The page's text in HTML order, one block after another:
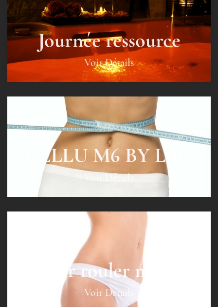
Journée ressource
Voir Détails
CELLU M6 BY LPG
Voir Détails
Palper rouler manuel
Voir Détails